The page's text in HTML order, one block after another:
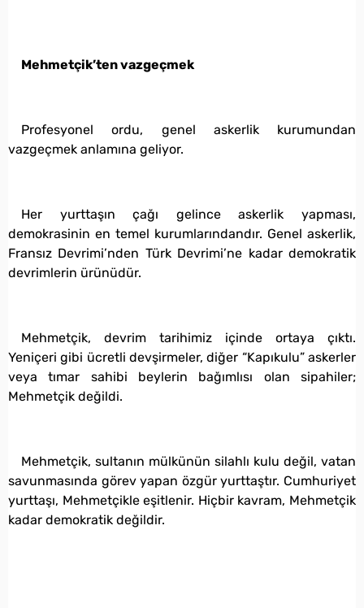
Mehmetçik’ten vazgeçmek
Profesyonel ordu, genel askerlik kurumundan
vazgeçmek anlamına geliyor.
Her yurttaşın çağı gelince askerlik yapması,
demokrasinin en temel kurumlarındandır. Genel askerlik,
Fransız Devrimi’nden Türk Devrimi’ne kadar demokratik
devrimlerin ürünüdür.
Mehmetçik, devrim tarihimiz içinde ortaya çıktı.
Yeniçeri gibi ücretli devşirmeler, diğer “Kapıkulu” askerler
veya tımar sahibi beylerin bağımlısı olan sipahiler;
Mehmetçik değildi.
Mehmetçik, sultanın mülkünün silahlı kulu değil, vatan
savunmasında görev yapan özgür yurttaştır. Cumhuriyet
yurttaşı, Mehmetçikle eşitlenir. Hiçbir kavram, Mehmetçik
kadar demokratik değildir.